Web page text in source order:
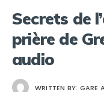
Secrets de
prière de
audio
WRITTEN BY: GARE